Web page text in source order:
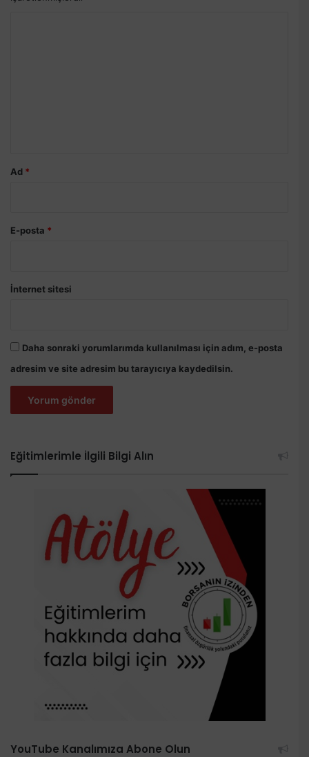
Ad *
E-posta *
İnternet sitesi
Daha sonraki yorumlarımda kullanılması için adım, e-posta
adresim ve site adresim bu tarayıcıya kaydedilsin.
Eğitimlerimle İlgili Bilgi Alın
YouTube Kanalımıza Abone Olun